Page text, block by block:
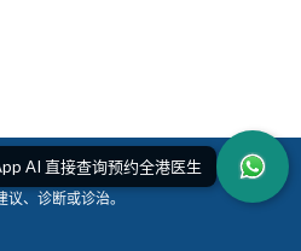
AI 直接查询预约全港医生
、诊断或诊治。